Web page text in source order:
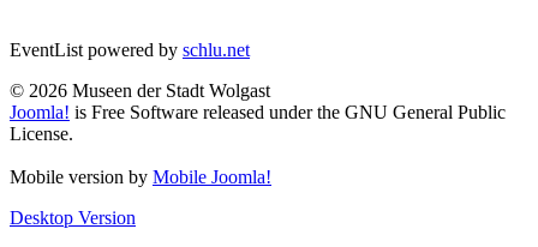
EventList powered by schlu.net
© 2026 Museen der Stadt Wolgast
Joomla! is Free Software released under the GNU General Public
License.
Mobile version by Mobile Joomla!
Desktop Version